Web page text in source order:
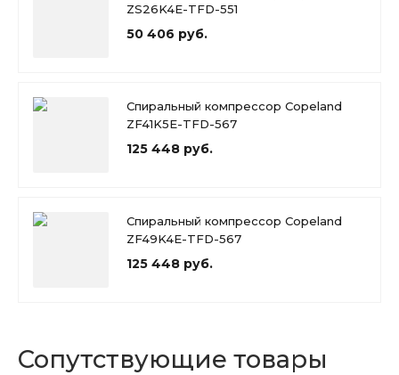
ZS26K4E-TFD-551
50 406 руб.
Спиральный компрессор Copeland
ZF41K5E-TFD-567
125 448 руб.
Спиральный компрессор Copeland
ZF49K4E-TFD-567
125 448 руб.
Сопутствующие товары